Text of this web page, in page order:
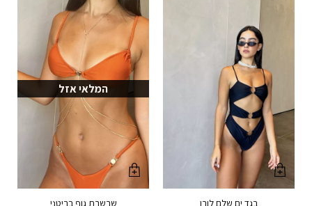
בגד ים שלם לורן
המלאי אזל
שרשרת גוף בריטני